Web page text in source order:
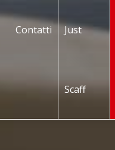
Contatti Just
Scaff